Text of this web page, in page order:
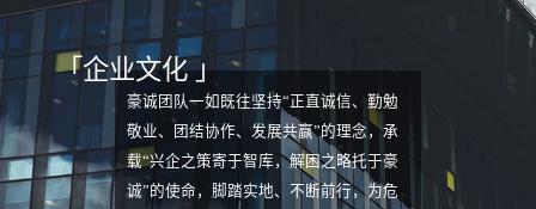
院、成都中院等19家省市级法院管理人名
册，是四川省高院、贵州省高院的一级管
理人机构。公司连续三次
（2007/2013/2017）入围四川省高院管理
人名册且稳居前列，2024年更以全省第8
名（清算公司第1名）的优异成绩再度入
围该院一级管理人名册。公司拥有一支在
「企业文化 」
豪诚团队一如既往坚持“正直诚信、勤勉
敬业、团结协作、发展共赢”的理念，承
载“兴企之策寄于智库，解困之略托于豪
诚”的使命，脚踏实地、不断前行，为危